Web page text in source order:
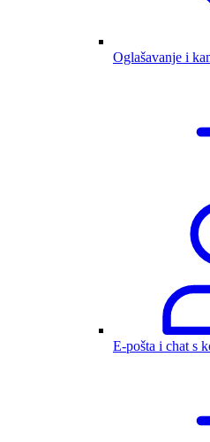
Oglašavanje i
E-pošta i chat s